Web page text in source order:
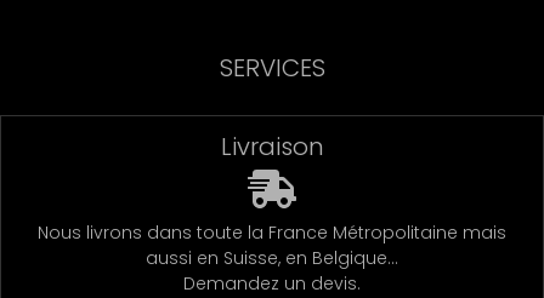
SERVICES
Livraison
Nous livrons dans toute la France Métropolitaine mais
aussi en Suisse, en Belgique…
Demandez un devis.